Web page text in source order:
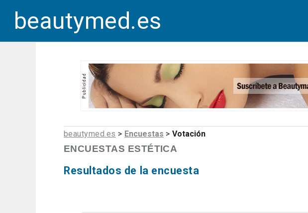
beautymed.es
beautymed.es > Encuestas >Votación
ENCUESTAS ESTÉTICA
Resultados de la encuesta